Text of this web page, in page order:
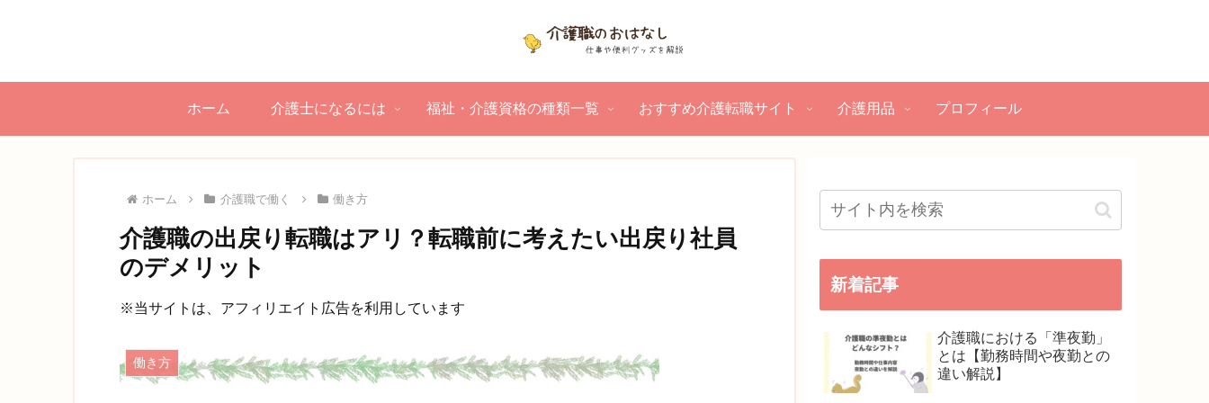
ホーム 介護士になるには 福祉・介護資格の種類一覧 おすすめ介護転職サイト 介護用品 プロフィール
ホーム 介護職で働く 働き方
介護職の出戻り転職はアリ？転職前に考えたい出戻り社員
のデメリット
※当サイトは、アフィリエイト広告を利用しています
働き方
新着記事
介護職における「準夜勤」
とは【勤務時間や夜勤との
違い解説】